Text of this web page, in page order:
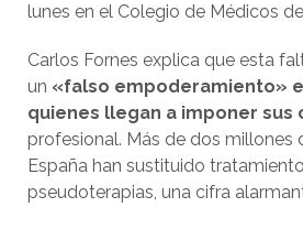
lunes en el Colegio de Médicos
Carlos Fornes explica que esta
un «falso empoderamiento»
quienes llegan a imponer sus
profesional. Más de dos millones
España han sustituido
pseudoterapias, una cifra